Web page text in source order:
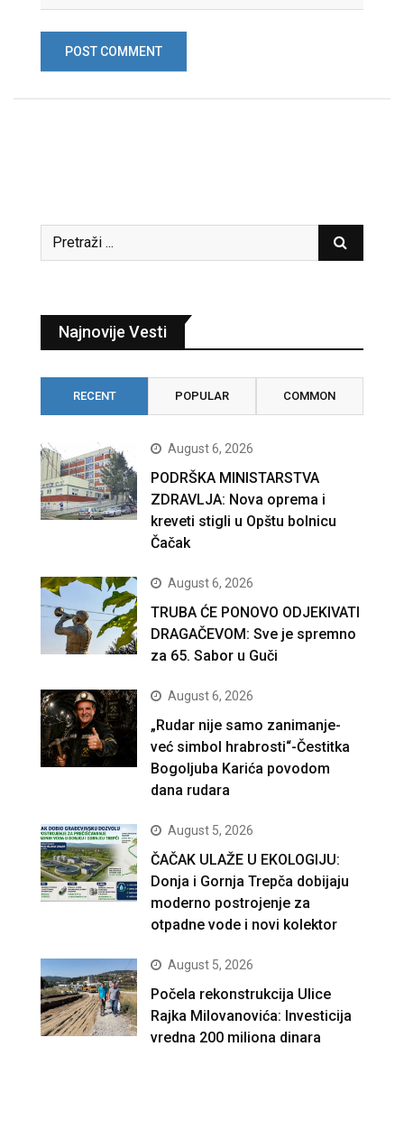
Najnovije Vesti
RECENT POPULAR COMMON
August 6, 2026
PODRŠKA MINISTARSTVA
ZDRAVLJA: Nova oprema i
kreveti stigli u Opštu bolnicu
Čačak
August 6, 2026
TRUBA ĆE PONOVO ODJEKIVATI
DRAGAČEVOM: Sve je spremno
za 65. Sabor u Guči
August 6, 2026
„Rudar nije samo zanimanje-
već simbol hrabrosti“-Čestitka
Bogoljuba Karića povodom
dana rudara
August 5, 2026
ČAČAK ULAŽE U EKOLOGIJU:
Donja i Gornja Trepča dobijaju
moderno postrojenje za
otpadne vode i novi kolektor
August 5, 2026
Počela rekonstrukcija Ulice
Rajka Milovanovića: Investicija
vredna 200 miliona dinara